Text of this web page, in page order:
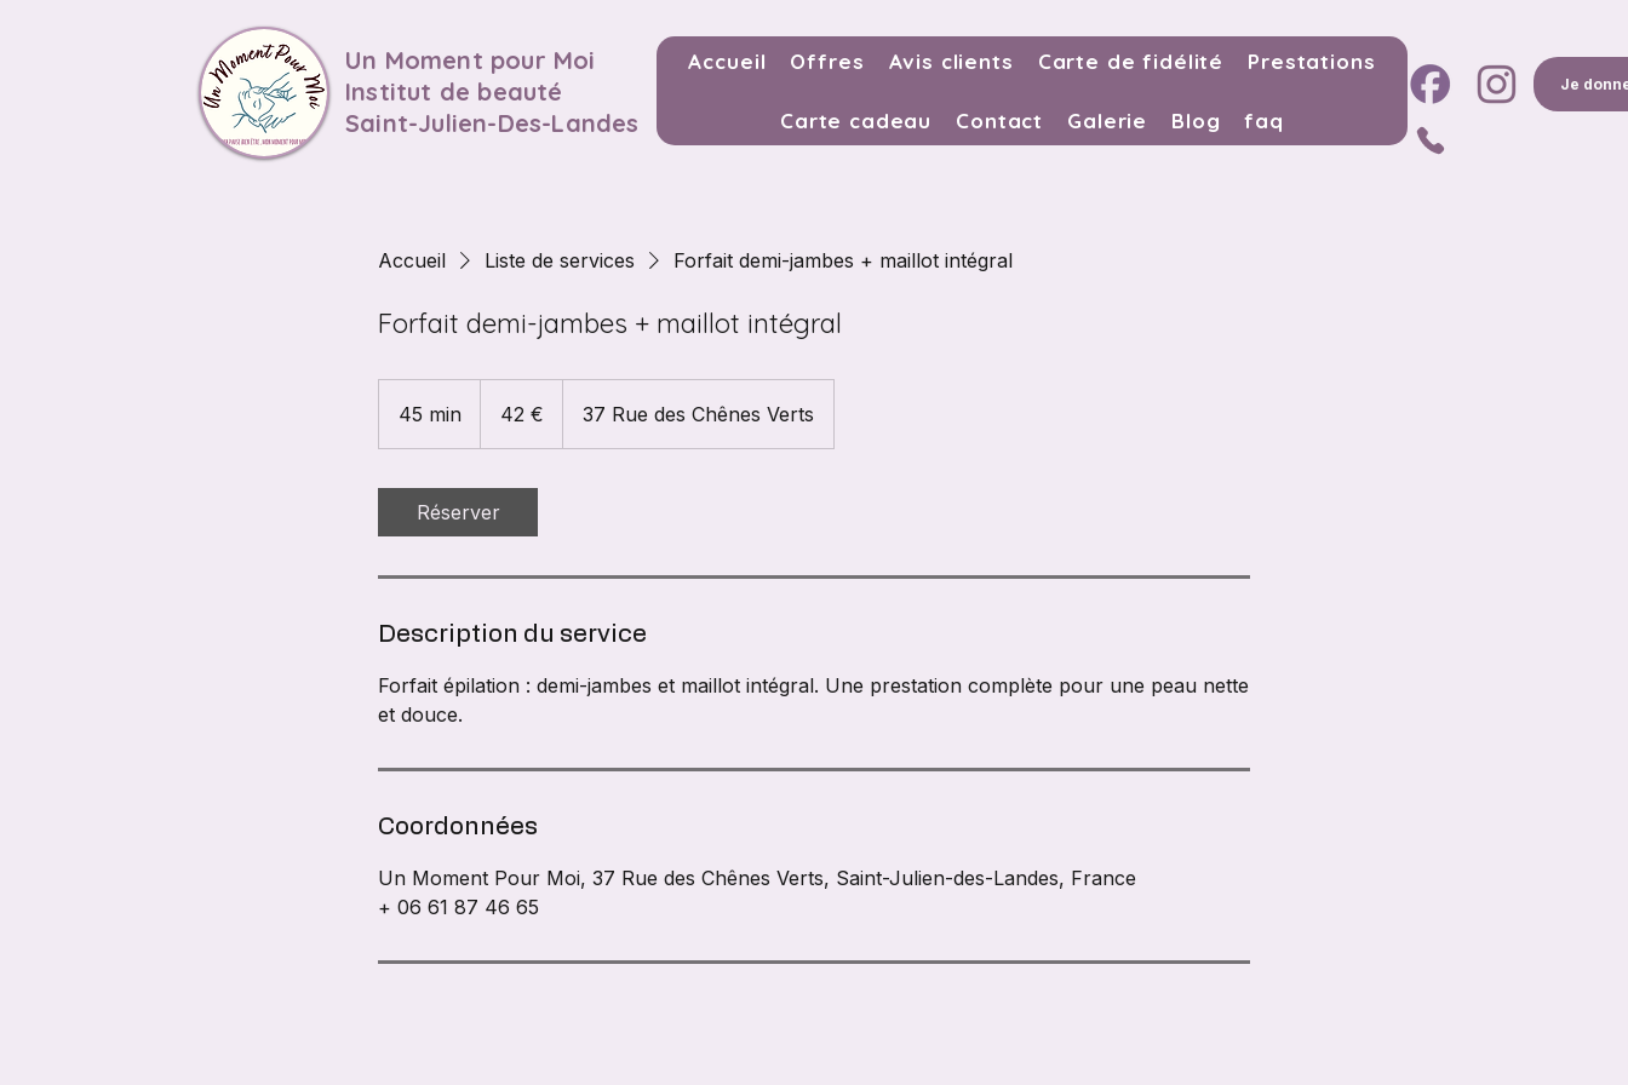
Un Moment pour Moi
Institut de beauté
Saint-Julien-Des-Landes
Accueil Offres Avis clients Carte de fidélité Prestations
Carte cadeau Contact Galerie Blog faq
Je
Accueil Liste de services Forfait demi-jambes + maillot intégral
Forfait demi-jambes + maillot intégral
45 min
5
n
42 € 37 Rue des Chênes Verts
Réserver
Description du service
Forfait épilation : demi-jambes et maillot intégral. Une prestation complète pour une peau nette
et douce.
Coordonnées
Un Moment Pour Moi, 37 Rue des Chênes Verts, Saint-Julien-des-Landes, France
+ 06 61 87 46 65